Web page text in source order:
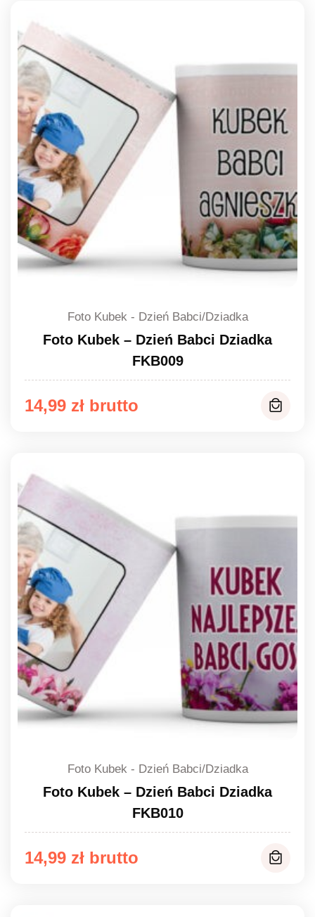
Foto Kubek - Dzień Babci/Dziadka
Foto Kubek – Dzień Babci Dziadka
FKB009
14,99 zł
Foto Kubek - Dzień Babci/Dziadka
Foto Kubek – Dzień Babci Dziadka
FKB010
14,99 zł